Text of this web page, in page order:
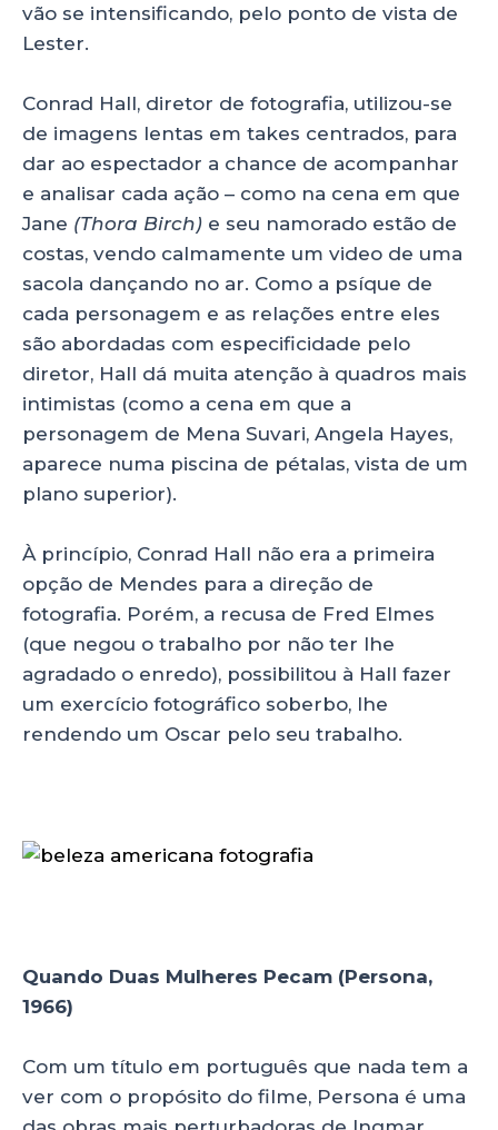
vão se intensificando, pelo ponto de vista de
Lester.
Conrad Hall, diretor de fotografia, utilizou-se
de imagens lentas em takes centrados, para
dar ao espectador a chance de acompanhar
e analisar cada ação – como na cena em que
Jane (Thora Birch) e seu namorado estão de
costas, vendo calmamente um video de uma
sacola dançando no ar. Como a psíque de
cada personagem e as relações entre eles
são abordadas com especificidade pelo
diretor, Hall dá muita atenção à quadros mais
intimistas (como a cena em que a
personagem de Mena Suvari, Angela Hayes,
aparece numa piscina de pétalas, vista de um
plano superior).
À princípio, Conrad Hall não era a primeira
opção de Mendes para a direção de
fotografia. Porém, a recusa de Fred Elmes
(que negou o trabalho por não ter lhe
agradado o enredo), possibilitou à Hall fazer
um exercício fotográfico soberbo, lhe
rendendo um Oscar pelo seu trabalho.
Quando Duas Mulheres Pecam (Persona,
1966)
Com um título em português que nada tem a
ver com o propósito do filme, Persona é uma